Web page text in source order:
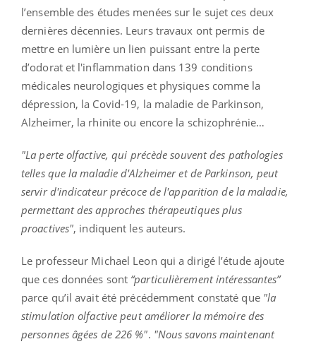
l’ensemble des études menées sur le sujet ces deux
dernières décennies. Leurs travaux ont permis de
mettre en lumière un lien puissant entre la perte
d’odorat et l'inflammation dans 139 conditions
médicales neurologiques et physiques comme la
dépression, la Covid-19, la maladie de Parkinson,
Alzheimer, la rhinite ou encore la schizophrénie…
"La perte olfactive, qui précède souvent des pathologies
telles que la maladie d'Alzheimer et de Parkinson, peut
servir d'indicateur précoce de l'apparition de la maladie,
permettant des approches thérapeutiques plus
proactives", indiquent les auteurs.
Le professeur Michael Leon qui a dirigé l’étude ajoute
que ces données sont “particulièrement intéressantes”
parce qu’il avait été précédemment constaté que "la
stimulation olfactive peut améliorer la mémoire des
personnes âgées de 226 %". "Nous savons maintenant